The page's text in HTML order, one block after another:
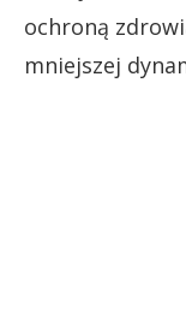
ochroną
mniejszej